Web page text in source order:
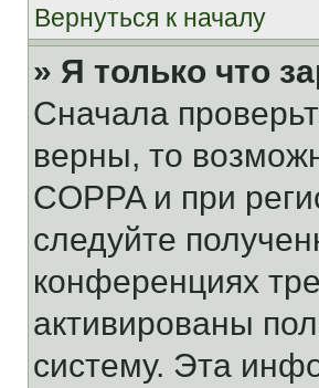
Вернуться к началу
» Я только что
Сначала
верны, то
COPPA и при
следуйте
конференциях
активированы
систему. Эта